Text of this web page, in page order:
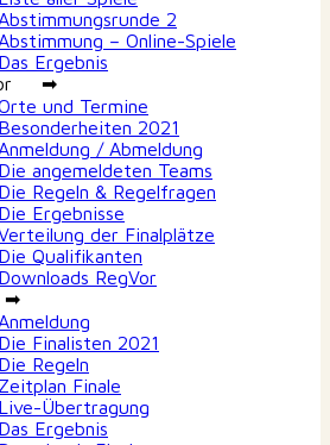
2
– Online-Spiele
Das Ergebnis
➡
und Termine
Besonderheiten 2021
/ Abmeldung
Die angemeldeten Teams
Die Regeln & Regelfragen
Die Ergebnisse
der Finalplätze
Die Qualifikanten
Downloads RegVor
➡
Die Finalisten 2021
Die Regeln
Zeitplan Finale
Live-Übertragung
Das Ergebnis